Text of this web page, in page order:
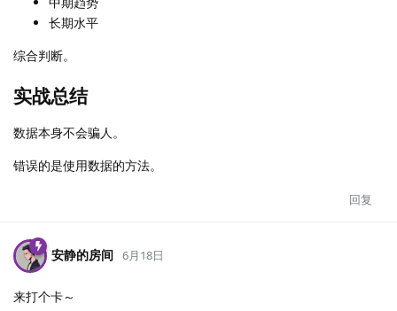
长期水平
综合判断。
实战总结
数据本身不会骗人。
错误的是使用数据的方法。
回复
安静的房间 6月18日
来打个卡～